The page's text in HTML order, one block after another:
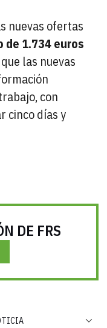
nuevas ofertas
de 1.734 euros
las nuevas
con
cinco días y
DE FRS